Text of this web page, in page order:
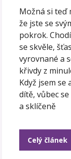
Možná si teď
že jste se
pokrok.
se skvěle,
vyrovnané a
křivdy z
Když jsem se
dítě, vůbec
a sklíčeně
Celý článek